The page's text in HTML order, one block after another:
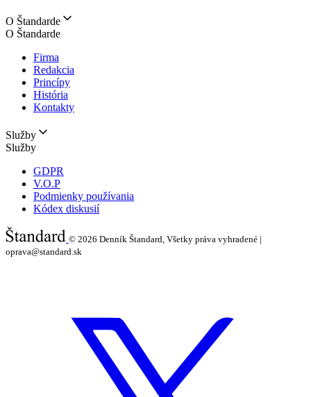
O Štandarde
O Štandarde
Firma
Redakcia
Princípy
História
Kontakty
Služby
Služby
GDPR
V.O.P
Podmienky používania
Kódex diskusií
© 2026 Denník Štandard, Všetky práva vyhradené |
oprava@standard.sk